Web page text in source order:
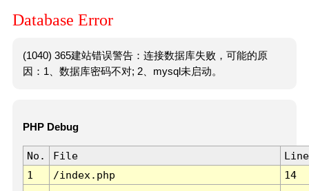
Database Error
(1040) 365建站错误警告：连接数据库失败，可能的原
因：1、数据库密码不对; 2、mysql未启动。
PHP Debug
No. File
Line
1
/index.php 14